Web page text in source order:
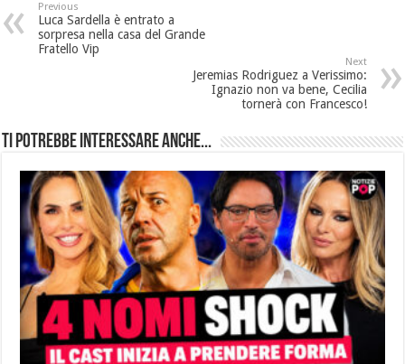
Previous
Luca Sardella è entrato a
sorpresa nella casa del Grande
Fratello Vip
Next
Jeremias Rodriguez a Verissimo:
Ignazio non va bene, Cecilia
tornerà con Francesco!
Ti potrebbe interessare anche...